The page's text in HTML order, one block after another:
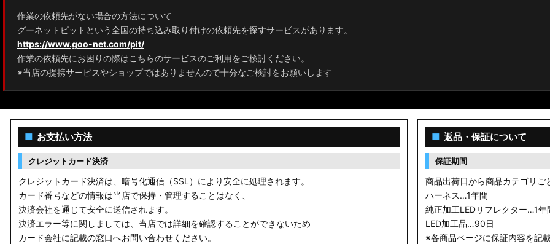
AAHH40W/AAHH45W/TAHA40W ヴェルファイア
AAHH40W/AAHH45W/AGH40W アルファード
AYH30/GGH30/35/AGH30/35 ヴェルファイア
ZWR90W/ZWR95W/MZRA90W/MZRA95W ノア/ヴォクシー
ZRR80 ノア/ヴォクシー
MXPL10G/MXPL15G/MXPC10G シエンタ
NHP17/NSP17NCP17 シエンタ
作業の依頼先がない場合の方法について
グーネットピットという全国の持ち込み取り付けの依頼先を探すサービスがあります。
https://www.goo-net.com/pit/
作業の依頼先にお困りの際はこちらのサービスのご利用をご検討ください。
※当店の提携サービスやショップではありませんので十分なご検討をお願いします
■ お支払い方法
クレジットカード決済
クレジットカード決済は、暗号化通信（SSL）により安全に処理されます。
カード番号などの情報は当店で保持・管理することはなく、
決済会社を通じて安全に送信されます。
決済エラー等に関しましては、当店では詳細を確認することができないため
カード会社に記載の窓口へお問い合わせください。
■ 返品・保証について
保証期間
商品出荷日から商品カテゴリご
ハーネス…1年間
純正加工LEDリフレクター…1年
LED加工品…90日
※各商品ページに保証内容を記